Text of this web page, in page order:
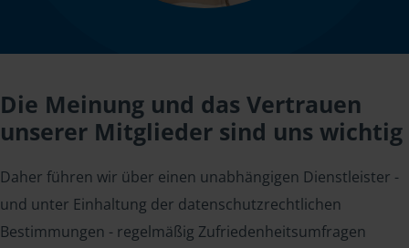
Die Meinung und das Vertrauen
unserer Mitglieder sind uns wichtig
Daher führen wir über einen unabhängigen Dienstleister -
und unter Einhaltung der datenschutzrechtlichen
Bestimmungen - regelmäßig Zufriedenheitsumfragen